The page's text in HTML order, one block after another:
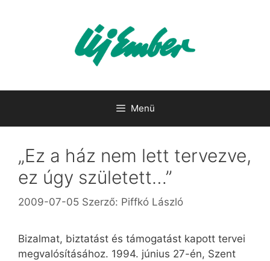
Menü
„Ez a ház nem lett tervezve,
ez úgy született…”
2009-07-05 Szerző: Piffkó László
Bizalmat, biztatást és támogatást kapott tervei
megvalósításához. 1994. június 27-én, Szent